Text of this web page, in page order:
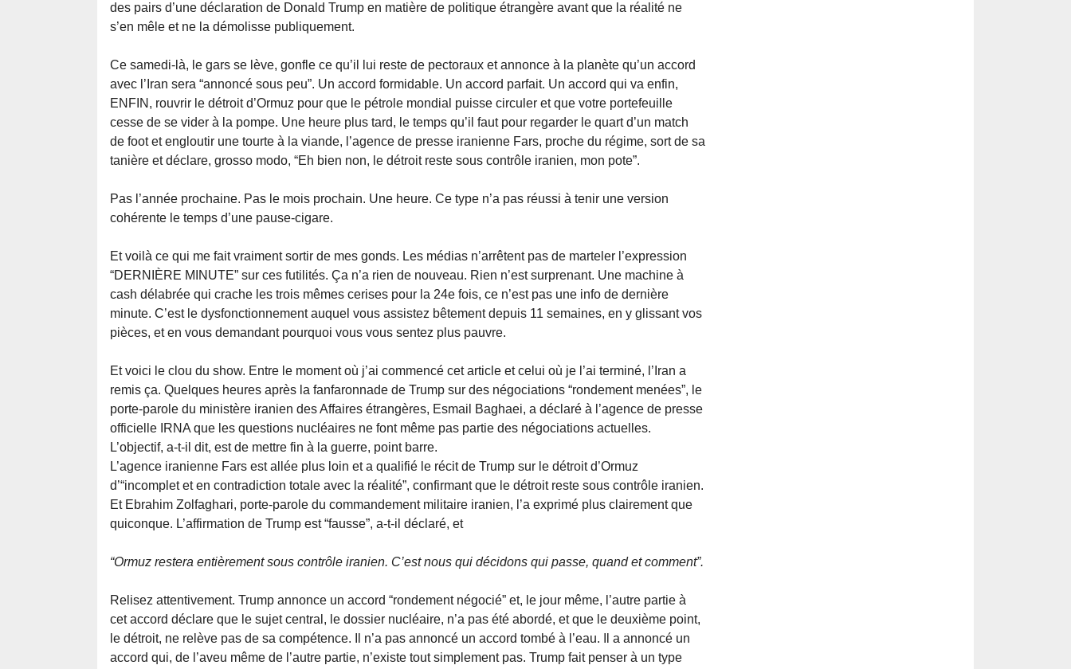
des pairs d’une déclaration de Donald Trump en matière de politique étrangère avant que la réalité ne
s’en mêle et ne la démolisse publiquement.
Ce samedi-là, le gars se lève, gonfle ce qu’il lui reste de pectoraux et annonce à la planète qu’un accord
avec l’Iran sera “annoncé sous peu”. Un accord formidable. Un accord parfait. Un accord qui va enfin,
ENFIN, rouvrir le détroit d’Ormuz pour que le pétrole mondial puisse circuler et que votre portefeuille
cesse de se vider à la pompe. Une heure plus tard, le temps qu’il faut pour regarder le quart d’un match
de foot et engloutir une tourte à la viande, l’agence de presse iranienne Fars, proche du régime, sort de sa
tanière et déclare, grosso modo, “Eh bien non, le détroit reste sous contrôle iranien, mon pote”.
Pas l’année prochaine. Pas le mois prochain. Une heure. Ce type n’a pas réussi à tenir une version
cohérente le temps d’une pause-cigare.
Et voilà ce qui me fait vraiment sortir de mes gonds. Les médias n’arrêtent pas de marteler l’expression
“DERNIÈRE MINUTE” sur ces futilités. Ça n’a rien de nouveau. Rien n’est surprenant. Une machine à
cash délabrée qui crache les trois mêmes cerises pour la 24e fois, ce n’est pas une info de dernière
minute. C’est le dysfonctionnement auquel vous assistez bêtement depuis 11 semaines, en y glissant vos
pièces, et en vous demandant pourquoi vous vous sentez plus pauvre.
Et voici le clou du show. Entre le moment où j’ai commencé cet article et celui où je l’ai terminé, l’Iran a
remis ça. Quelques heures après la fanfaronnade de Trump sur des négociations “rondement menées”, le
porte-parole du ministère iranien des Affaires étrangères, Esmail Baghaei, a déclaré à l’agence de presse
officielle IRNA que les questions nucléaires ne font même pas partie des négociations actuelles.
L’objectif, a-t-il dit, est de mettre fin à la guerre, point barre.
L’agence iranienne Fars est allée plus loin et a qualifié le récit de Trump sur le détroit d’Ormuz
d’“incomplet et en contradiction totale avec la réalité”, confirmant que le détroit reste sous contrôle iranien.
Et Ebrahim Zolfaghari, porte-parole du commandement militaire iranien, l’a exprimé plus clairement que
quiconque. L’affirmation de Trump est “fausse”, a-t-il déclaré, et
“Ormuz restera entièrement sous contrôle iranien. C’est nous qui décidons qui passe, quand et comment”.
Relisez attentivement. Trump annonce un accord “rondement négocié” et, le jour même, l’autre partie à
cet accord déclare que le sujet central, le dossier nucléaire, n’a pas été abordé, et que le deuxième point,
le détroit, ne relève pas de sa compétence. Il n’a pas annoncé un accord tombé à l’eau. Il a annoncé un
accord qui, de l’aveu même de l’autre partie, n’existe tout simplement pas. Trump fait penser à un type